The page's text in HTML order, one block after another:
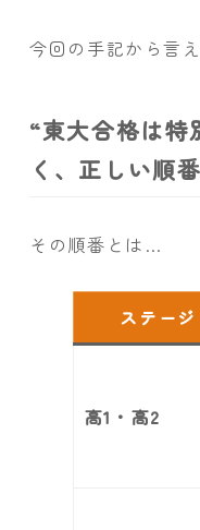
今回の手記から言
“東大合格は特
く、正しい順
その順番とは…
ステージ
高1・高2